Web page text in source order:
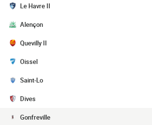
Le Havre II
Alençon
Quevilly II
Oissel
Saint-Lo
Dives
Gonfreville